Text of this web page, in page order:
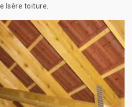
Isère toiture.